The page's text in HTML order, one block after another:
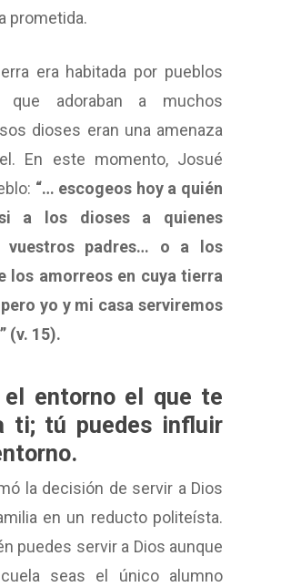
prometida.
era habitada por pueblos
que adoraban a muchos
dioses eran una amenaza
En este momento, Josué
“… escogeos hoy a quién
a los dioses a quienes
vuestros padres… o a los
los amorreos en cuya tierra
yo y mi casa serviremos
(v. 15).
el entorno el que te
ti; tú puedes influir
la decisión de servir a Dios
en un reducto politeísta.
puedes servir a Dios aunque
seas el único alumno